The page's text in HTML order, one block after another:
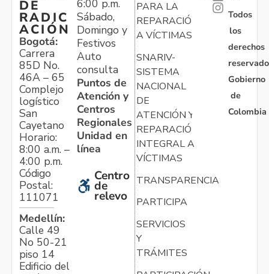
DE
RADIC
ACIÓN
Bogotá:
Carrera
85D No.
46A – 65
Complejo
logístico
San
Cayetano
Horario:
8:00 a.m. –
4:00 p.m.
Código
Postal:
111071
Medellín:
Calle 49
No 50-21
piso 14
Edificio del
6:00 p.m.
Sábado,
Domingo y
Festivos
Auto
consulta
Puntos de
Atención y
Centros
Regionales
Unidad en
línea
Centro
de
relevo
PARA LA
REPARACIÓN
A VÍCTIMAS
SNARIV-
SISTEMA
NACIONAL
DE
ATENCIÓN Y
REPARACIÓN
INTEGRAL A
VÍCTIMAS
TRANSPARENCIA
PARTICIPA
SERVICIOS
Y
TRÁMITES
Todos
los
derechos
Gobierno
de
Colombia